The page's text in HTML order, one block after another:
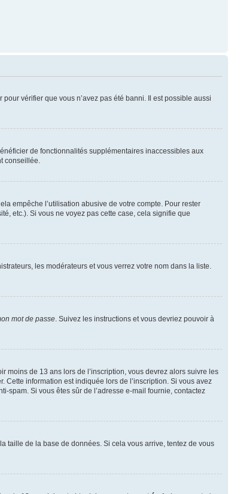
vérifier que vous n’avez pas été banni. Il est possible aussi
de fonctionnalités supplémentaires inaccessibles aux
conseillée.
empêche l’utilisation abusive de votre compte. Pour rester
etc.). Si vous ne voyez pas cette case, cela signifie que
les modérateurs et vous verrez votre nom dans la liste.
mot de passe. Suivez les instructions et vous devriez pouvoir à
moins de 13 ans lors de l’inscription, vous devrez alors suivre les
information est indiquée lors de l’inscription. Si vous avez
spam. Si vous êtes sûr de l’adresse e-mail fournie, contactez
taille de la base de données. Si cela vous arrive, tentez de vous